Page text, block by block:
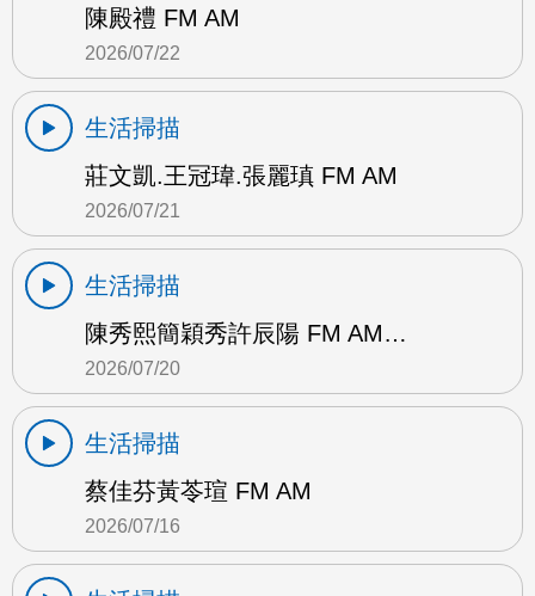
陳殿禮 FM AM
2026/07/22
生活掃描
莊文凱.王冠瑋.張麗瑱 FM AM
2026/07/21
生活掃描
陳秀熙簡穎秀許辰陽 FM AM…
2026/07/20
生活掃描
蔡佳芬黃苓瑄 FM AM
2026/07/16